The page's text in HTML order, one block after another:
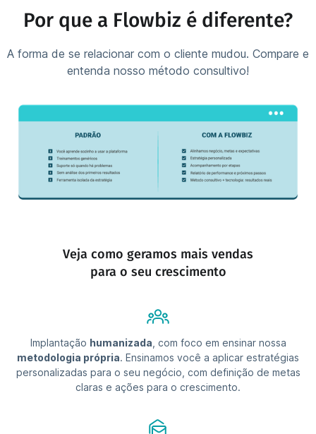
Por que a Flowbiz é diferente?
A forma de se relacionar com o cliente mudou. Compare e
entenda nosso método consultivo!
Veja como geramos mais vendas
para o seu crescimento
Implantação humanizada , com foco em ensinar nossa
metodologia própria. Ensinamos você a aplicar estratégias
personalizadas para o seu negócio, com definição de metas
claras e ações para o crescimento.